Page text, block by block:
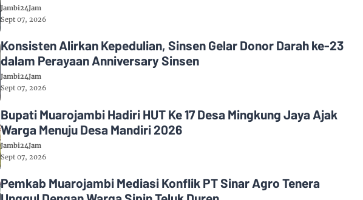
Jambi24Jam
Sept 07, 2026
Konsisten Alirkan Kepedulian, Sinsen Gelar Donor Darah ke-23
dalam Perayaan Anniversary Sinsen
Jambi24Jam
Sept 07, 2026
Bupati Muarojambi Hadiri HUT Ke 17 Desa Mingkung Jaya Ajak
Warga Menuju Desa Mandiri 2026
Jambi24Jam
Sept 07, 2026
Pemkab Muarojambi Mediasi Konflik PT Sinar Agro Tenera